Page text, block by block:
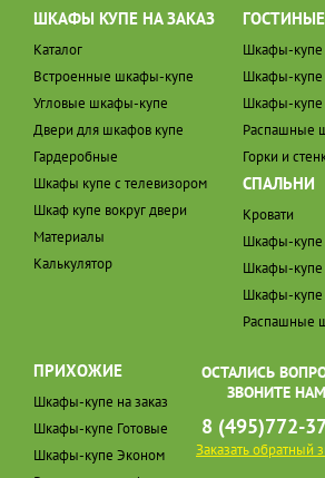
ШКАФЫ КУПЕ НА ЗАКАЗ
Каталог
Встроенные шкафы-купе
Угловые шкафы-купе
Двери для шкафов купе
Гардеробные
Шкафы купе с телевизором
Шкаф купе вокруг двери
Материалы
Калькулятор
ГОСТИНЫЕ
Шкафы-купе
Шкафы-купе
Шкафы-
Распашные
Горки и
СПАЛЬНИ
Кровати
Шкафы-купе
Шкафы-купе
Шкафы-
Распашные
ПРИХОЖИЕ
Шкафы-купе на заказ
Шкафы-купе Готовые
Шкафы-купе Эконом
ОСТАЛИСЬ
ЗВОНИТЕ
8 (495)772-
Заказать обратный